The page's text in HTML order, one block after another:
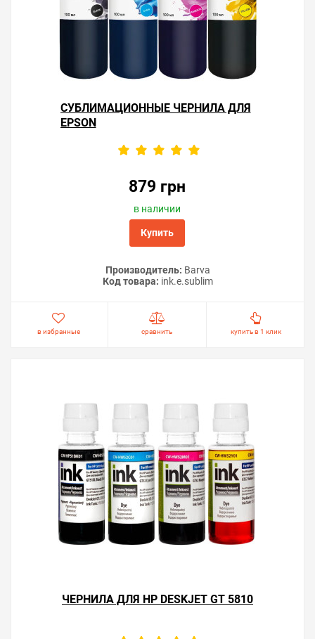
СУБЛИМАЦИОННЫЕ ЧЕРНИЛА ДЛЯ
EPSON
879 грн
в наличии
Купить
Производитель: Barva
Код товара: ink.e.sublim
в избранные сравнить купить в 1 клик
ЧЕРНИЛА ДЛЯ HP DESKJET GT 5810